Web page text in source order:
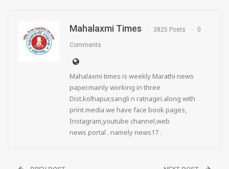
Mahalaxmi Times 3825 Posts 0
Comments
Mahalaxmi times is weekly Marathi news
paper.mainly working in three
Dist.kolhapur,sangli n ratnagiri.along with
print media we have face book pages,
Instagram,youtube channel,web
news portal . namely news17 .